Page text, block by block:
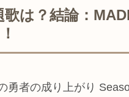
歌は？結論：
勇者の成り上がり